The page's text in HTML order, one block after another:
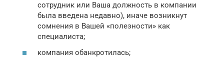
сотрудник или Ваша должность в компании
была введена недавно), иначе возникнут
сомнения в Вашей «полезности» как
специалиста;
компания обанкротилась;